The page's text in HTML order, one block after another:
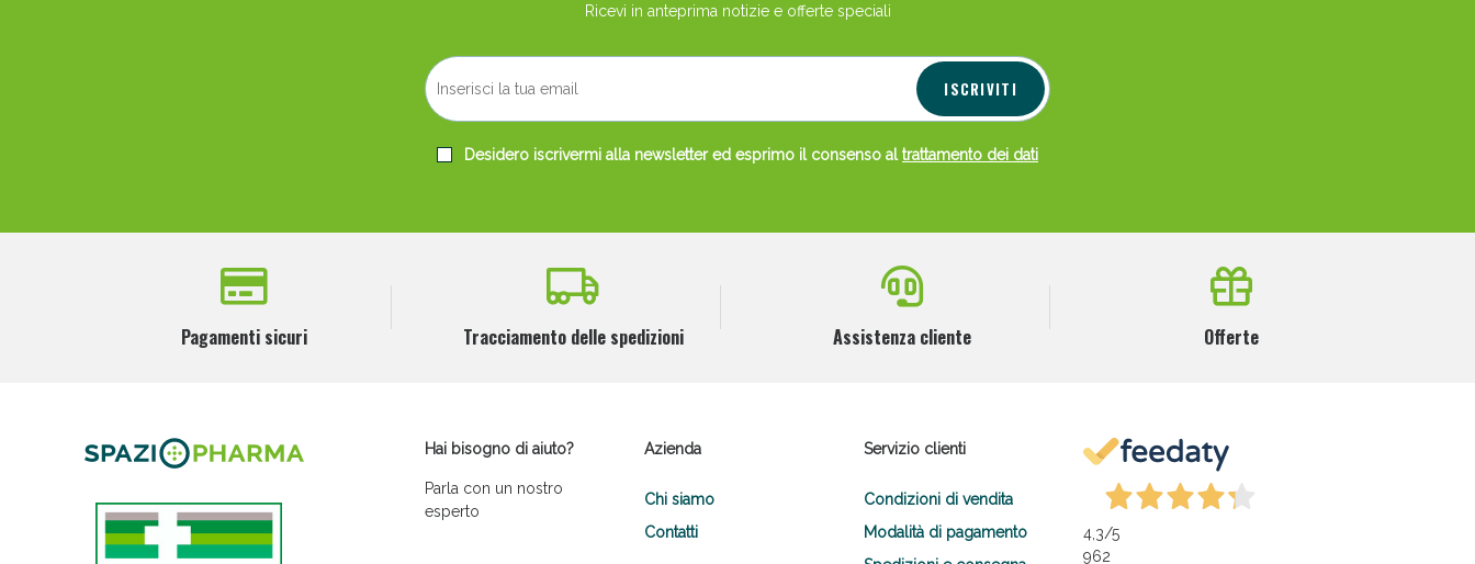
Ricevi in anteprima notizie e offerte speciali
ISCRIVITI
Desidero iscrivermi alla newsletter ed esprimo il consenso al trattamento dei dati
Pagamenti sicuri Tracciamento delle spedizioni Assistenza cliente Offerte
Hai bisogno di aiuto?
Parla con un nostro
esperto
Azienda
Chi siamo
Contatti
Servizio clienti
Condizioni di vendita
Modalità di pagamento
4,3/5
962